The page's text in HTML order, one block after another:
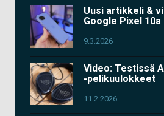
Uusi artikkeli &
Google Pixel 10a
9.3.2026
Video: Testissä
-pelikuulokkeet
11.2.2026